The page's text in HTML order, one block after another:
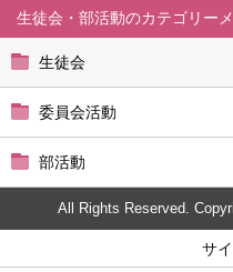
生徒会・部活動
生徒会
委員会活動
部活動
All Rights Reserved.
サ